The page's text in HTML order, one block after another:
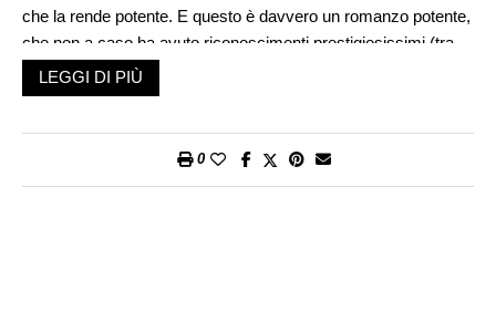
che la rende potente. E questo è davvero un romanzo potente,
che non a caso ha avuto riconoscimenti prestigiosissimi (tra
cui miglior libro del 2019 per «The Times»; tra i migliori libri
2019 per «The Financial Times»).
miniera a quattro anni senza più uscirne, come tutti gli altri,
LEGGI DI PIÙ
0